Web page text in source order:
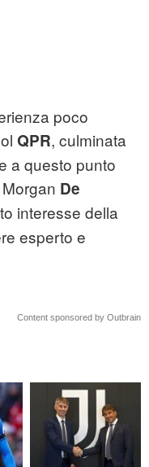
poco
QPR, culminata
a questo punto
De
interesse della
esperto e
Content sponsored by Outbrain